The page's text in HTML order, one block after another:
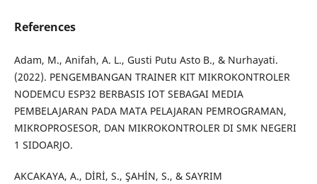
References
Adam, M., Anifah, A. L., Gusti Putu Asto B., & Nurhayati.
(2022). PENGEMBANGAN TRAINER KIT MIKROKONTROLER
NODEMCU ESP32 BERBASIS IOT SEBAGAI MEDIA
PEMBELAJARAN PADA MATA PELAJARAN PEMROGRAMAN,
MIKROPROSESOR, DAN MIKROKONTROLER DI SMK NEGERI
1 SIDOARJO.
AKCAKAYA, A., DİRİ, S., ŞAHİN, S., & SAYRIM